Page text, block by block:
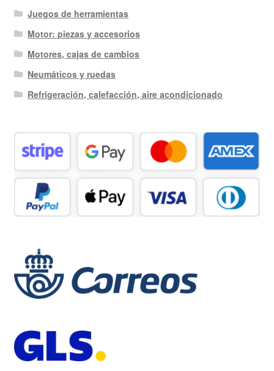
Juegos de herramientas
Motor: piezas y accesorios
Motores, cajas de cambios
Neumáticos y ruedas
Refrigeración, calefacción, aire acondicionado